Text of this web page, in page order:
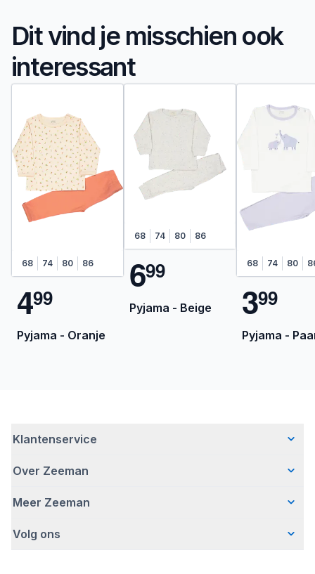
Dit vind je misschien ook
interessant
68 74 80 86
499
Pyjama - Oranje
68 74 80 86
699
Pyjama - Beige
68 74 80
399
Pyjama -
Klantenservice
Veelgestelde vragen
Bezorgen
Retourneren
Over Zeeman
Wie wij zijn
Hoe wij verantwoord ondernemen
Meer Zeeman
Veiligheidswaarschuwing
Volg ons